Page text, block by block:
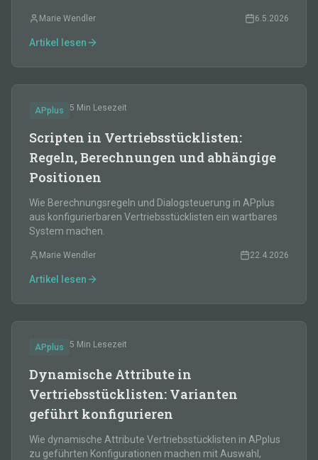
Marie Wendler 6.5.2026
Artikel lesen
APplus 5 Min Lesezeit
Scripten in Vertriebsstücklisten:
Regeln, Berechnungen und abhängige
Positionen
Wie Berechnungsregeln und Dialogsteuerung in APplus
aus konfigurierbaren Vertriebsstücklisten ein wartbares
System machen.
Marie Wendler 22.4.2026
Artikel lesen
APplus 5 Min Lesezeit
Dynamische Attribute in
Vertriebsstücklisten: Varianten
geführt konfigurieren
Wie dynamische Attribute Vertriebsstücklisten in APplus
zu geführten Konfigurationen machen mit Auswahl,